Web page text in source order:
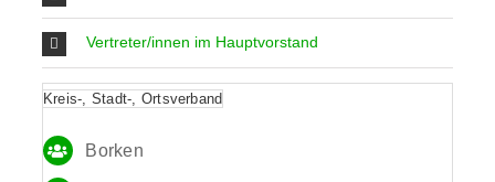
Vertreter/innen im Hauptvorstand
Kreis-, Stadt-, Ortsverband
Borken